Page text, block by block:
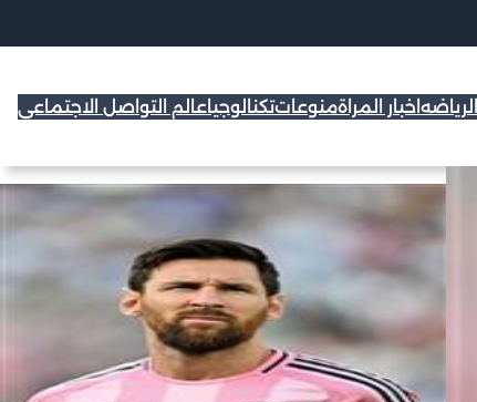
الرياضه اخبار المراةمنوعاتتكنالوجياعالم التواصل الاجتماعي